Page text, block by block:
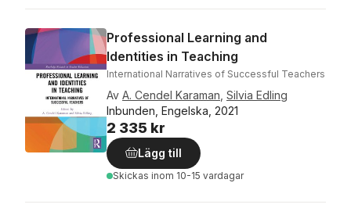
Professional Learning and
Identities in Teaching
International Narratives of Successful Teachers
Av A. Cendel Karaman Silvia Edling
Inbunden, Engelska, 2021
2 335 kr
Lägg till
Skickas inom 10-15 vardagar